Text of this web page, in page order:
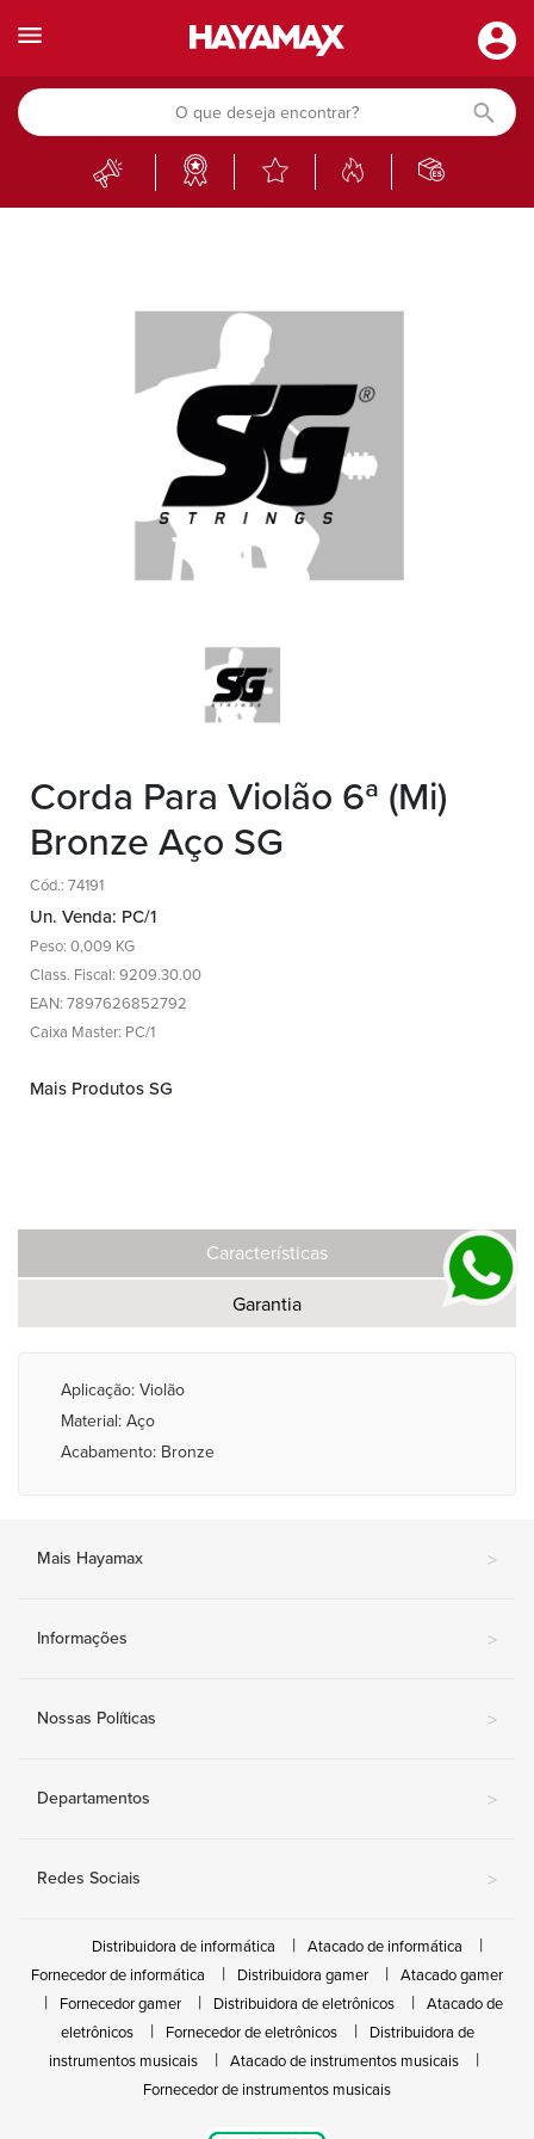
Corda Para Violão 6ª (Mi)
Bronze Aço SG
Cód.: 74191
Un. Venda: PC/1
Peso: 0,009 KG
Class. Fiscal: 9209.30.00
EAN: 7897626852792
Caixa Master: PC/1
Mais Produtos SG
Características
Garantia
Aplicação: Violão
Material: Aço
Acabamento: Bronze
Mais Hayamax >
Informações >
Nossas Políticas >
Departamentos >
Redes Sociais >
Distribuidora de informática
Atacado de informática
Fornecedor de informática
Distribuidora gamer
Atacado gamer
Fornecedor gamer
Distribuidora de eletrônicos
Atacado de
eletrônicos
Fornecedor de eletrônicos
Distribuidora de
instrumentos musicais
Atacado de instrumentos musicais
Fornecedor de instrumentos musicais